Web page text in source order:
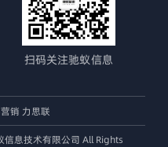
扫码关注驰蚁信息
销 力思联
息技术有限公司 All Rights